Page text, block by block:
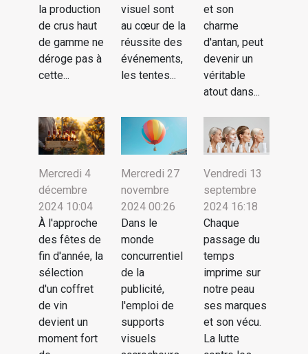
la production
de crus haut
de gamme ne
déroge pas à
cette...
visuel sont
au cœur de la
réussite des
événements,
les tentes...
et son
charme
d'antan, peut
devenir un
véritable
atout dans...
Mercredi 4
décembre
2024 10:04
À l'approche
des fêtes de
fin d'année, la
sélection
d'un coffret
de vin
devient un
moment fort
Mercredi 27
novembre
2024 00:26
Dans le
monde
concurrentiel
de la
publicité,
l'emploi de
supports
visuels
Vendredi 13
septembre
2024 16:18
Chaque
passage du
temps
imprime sur
notre peau
ses marques
et son vécu.
La lutte